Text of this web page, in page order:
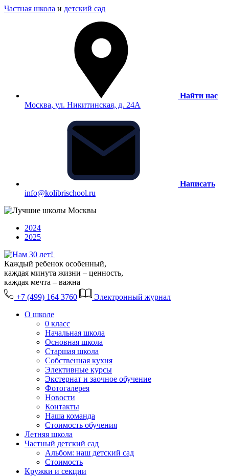
Частная школа и детский сад
Найти нас
Москва, ул. Никитинская, д. 24А
Написать
info@kolibrischool.ru
2024
2025
Каждый ребенок особенный,
каждая минута жизни – ценность,
каждая мечта – важна
+7 (499) 164 3760
Электронный журнал
О школе
0 класс
Начальная школа
Основная школа
Старшая школа
Собственная кухня
Элективные курсы
Экстернат и заочное обучение
Фотогалерея
Новости
Контакты
Наша команда
Стоимость обучения
Летняя школа
Частный детский сад
Альбом: наш детский сад
Стоимость
Кружки и секции